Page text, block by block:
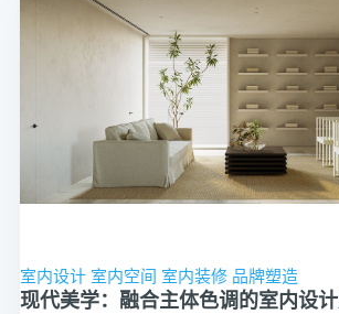
室内设计 室内空间 室内装修 品牌塑造
现代美学：融合主体色调的室内设